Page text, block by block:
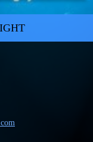
om